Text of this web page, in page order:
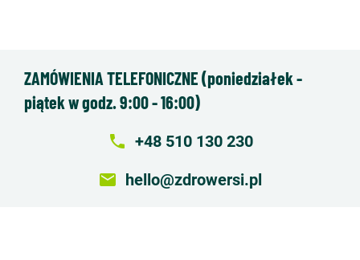
ZAMÓWIENIA TELEFONICZNE (poniedziałek -
piątek w godz. 9:00 - 16:00)
local_phone +48 510 130 230
email hello@zdrowersi.pl